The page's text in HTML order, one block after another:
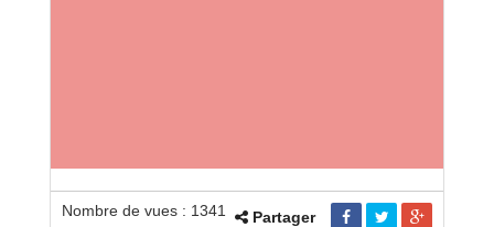
Nombre de vues : 1341 Partager